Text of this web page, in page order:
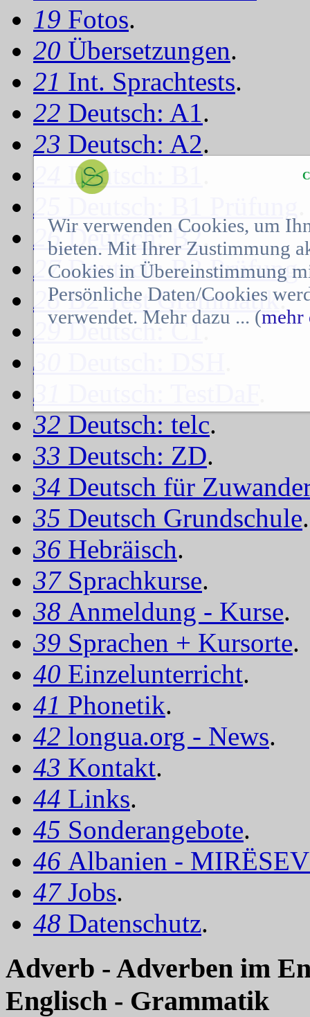
19 Fotos.
20 Übersetzungen.
21 Int. Sprachtests.
22 Deutsch: A1.
23 Deutsch: A2.
24
Deutsch: B1
25
26Deutsch: B2.
27Deutsch: B2 Prüfung.
28B2 Test Grammatik.
29Deutsch: C1.
30
31
32 Deutsch: telc.
33 Deutsch: ZD.
34 Deutsch für
35 Deutsch Grundschule.
36 Hebräisch.
37 Sprachkurse.
38 Anmeldung - Kurse.
39 Sprachen + Kursorte.
40 Einzelunterricht.
41 Phonetik.
42 longua.org - News.
43 Kontakt.
44 Links.
45 Sonderangebote.
46 Albanien -
47 Jobs.
48 Datenschutz.
Wir verwenden Cookies, um
bieten. Mit Ihrer Zustimmung
Cookies in Übereinstimmung
Persönliche Daten/Cookies
verwendet. Mehr dazu ... (mehr
Adverb - Adverben im
Englisch - Grammatik